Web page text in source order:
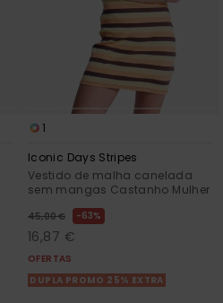
1
Iconic Days Stripes
Vestido de malha canelada
sem mangas Castanho Mulher
45,00 € 63%
16,87 €
OFERTAS
DUPLA PROMO 25% EXTRA